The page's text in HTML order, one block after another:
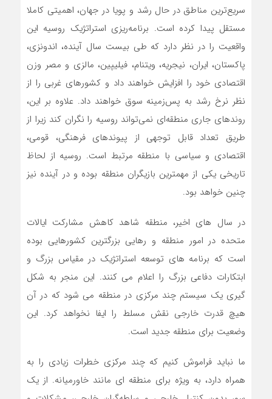
سریع‌ترین مناطق در حال رشد و پویا در جهان، اهمیتی کاملا
مستقل پیدا کرده است. برنامه‌ریزی استراتژیک روسیه این
واقعیت را در نظر دارد که طی بیست سال آینده، اندونزی،
پاکستان، ایران، نیجریه، ویتنام، فیلیپین، مالزی و مصر وزن
اقتصادی خود را افزایش خواهند داد و کشورهای غربی را از
نظر نرخ رشد به پس‌زمینه سوق خواهند داد. علاوه بر این،
روندهای جاری منطقه‌ای نمی‌تواند روسیه را نگران کند زیرا از
طریق تعداد قابل توجهی از پیوندهای فرهنگی، قومی،
اقتصادی و سیاسی با منطقه مرتبط است. روسیه از لحاظ
تاریخی یکی از مهمترین بازیگران منطقه بوده و در آینده نیز
چنین خواهد بود.
در سال های اخیر، منطقه شاهد کاهش مشارکت ایالات
متحده در امور منطقه و رهایی بزرگترین کشورهایی بوده
است که برنامه های توسعه استراتژیک در مقیاس بزرگ و
ابتکارات دفاعی بزرگ را اعلام می کنند. این منجر به شکل
گیری یک سیستم چند مرکزی در منطقه می شود که در آن
هیچ قدرت خارجی نقش مسلط را ایفا نخواهد کرد. این
وضعیت برای منطقه جدید است.
ما نباید فراموش کنیم که چند مرکزی خطرات زیادی را به
همراه دارد، به ویژه برای منطقه ای مانند خاورمیانه. از یک